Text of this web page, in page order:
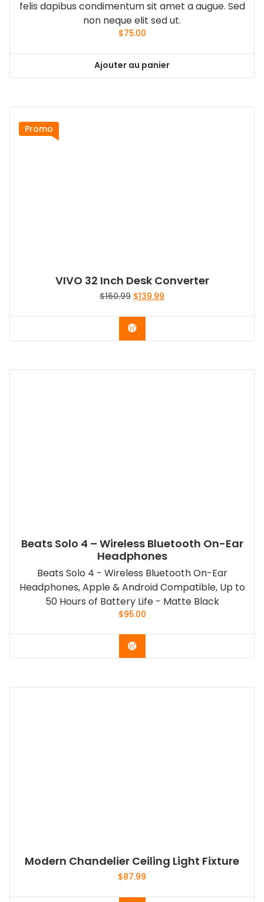
felis dapibus condimentum sit amet a augue. Sed
non neque elit sed ut.
$75.00
Ajouter au panier
Promo
VIVO 32 Inch Desk Converter
$160.99 Le
initial
était :
$160.99.
$139.99
Acheter le produit
Beats Solo 4 – Wireless Bluetooth On-Ear
Headphones
Beats Solo 4 - Wireless Bluetooth On-Ear
Headphones, Apple & Android Compatible, Up to
50 Hours of Battery Life - Matte Black
$95.00
Buy Now
Modern Chandelier Ceiling Light Fixture
$87.99